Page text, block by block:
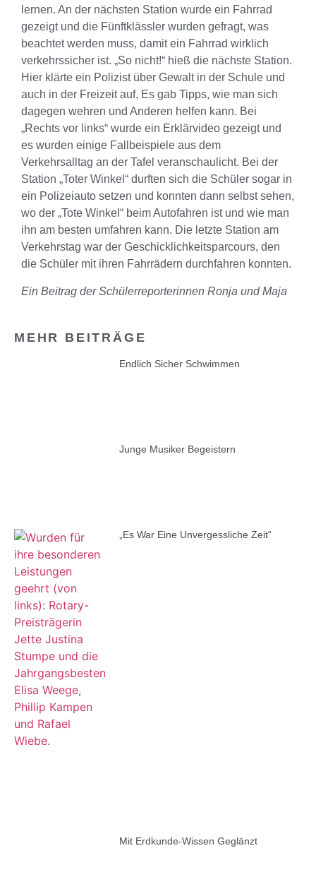
lernen. An der nächsten Station wurde ein Fahrrad
gezeigt und die Fünftklässler wurden gefragt, was
beachtet werden muss, damit ein Fahrrad wirklich
verkehrssicher ist. „So nicht!“ hieß die nächste Station.
Hier klärte ein Polizist über Gewalt in der Schule und
auch in der Freizeit auf, Es gab Tipps, wie man sich
dagegen wehren und Anderen helfen kann. Bei
„Rechts vor links“ wurde ein Erklärvideo gezeigt und
es wurden einige Fallbeispiele aus dem
Verkehrsalltag an der Tafel veranschaulicht. Bei der
Station „Toter Winkel“ durften sich die Schüler sogar in
ein Polizeiauto setzen und konnten dann selbst sehen,
wo der „Tote Winkel“ beim Autofahren ist und wie man
ihn am besten umfahren kann. Die letzte Station am
Verkehrstag war der Geschicklichkeitsparcours, den
die Schüler mit ihren Fahrrädern durchfahren konnten.
Ein Beitrag der Schülerreporterinnen Ronja und Maja
MEHR BEITRÄGE
Endlich Sicher Schwimmen
Junge Musiker Begeistern
„Es War Eine Unvergessliche Zeit“
Mit Erdkunde-Wissen Geglänzt